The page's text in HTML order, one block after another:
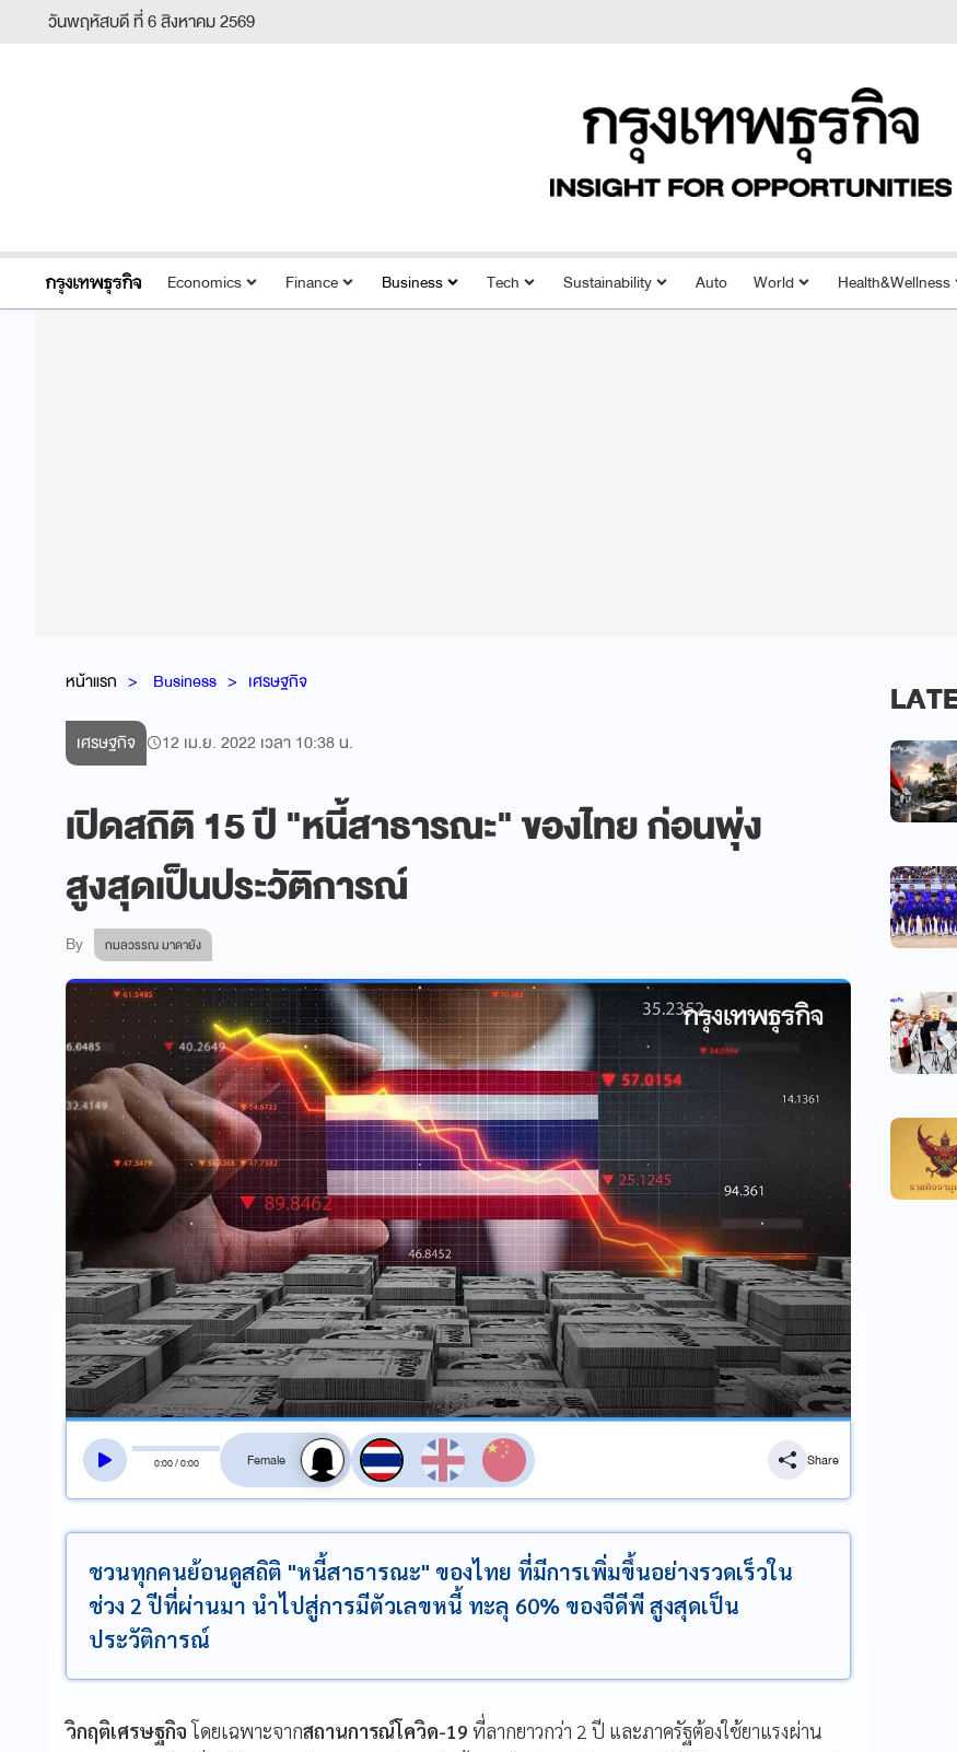
วันพฤหัสบดี ที่ 6 สิงหาคม 2569
Economics Finance Business Tech Sustainability Auto World Health&Wellness
หน้าแรก Business เศรษฐกิจ
เศรษฐกิจ 12 เม.ย. 2022 เวลา 10:38 น.
เปิดสถิติ 15 ปี "หนี้สาธารณะ" ของไทย ก่อนพุ่ง
สูงสุดเป็นประวัติการณ์
By กมลวรรณ มาดายัง
0:00/0:00
สลับเสียงอ่าน
Share
ชวนทุกคนย้อนดูสถิติ "หนี้สาธารณะ" ของไทย ที่มีการเพิ่มขึ้นอย่างรวดเร็วใน
ช่วง 2 ปีที่ผ่านมา นำไปสู่การมีตัวเลขหนี้ ทะลุ 60% ของจีดีพี สูงสุดเป็น
ประวัติการณ์
วิกฤติเศรษฐกิจโดยเฉพาะจากสถานการณ์โควิด-19 ที่ลากยาวกว่า 2 ปี และภาครัฐต้องใช้ยาแรงผ่าน